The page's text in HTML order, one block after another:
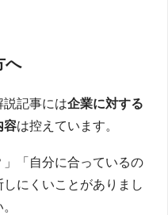
へ
記事には企業に対する
容は控えています。
」「自分に合っているの
にくいことがありまし